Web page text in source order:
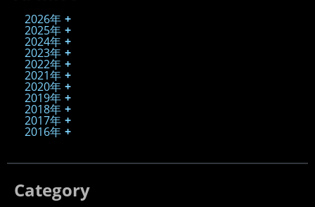
2026年
2025年
2024年
2023年
2022年
2021年
2020年
2019年
2018年
2017年
2016年
Category